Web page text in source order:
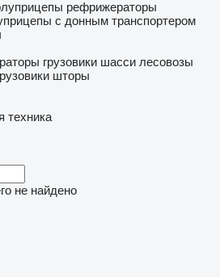
рефрижераторы
с донным транспортером
грузовики шасси лесовозы
шторы
техника
не найдено